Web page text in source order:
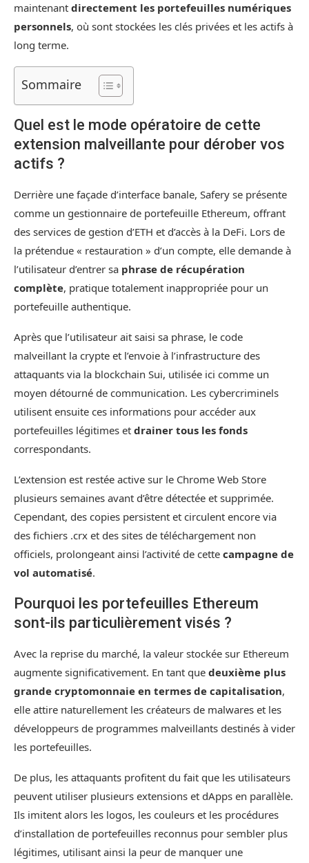
maintenant directement les portefeuilles numériques
personnels, où sont stockées les clés privées et les actifs à
long terme.
Sommaire
Quel est le mode opératoire de cette
extension malveillante pour dérober vos
actifs ?
Derrière une façade d’interface banale, Safery se présente
comme un gestionnaire de portefeuille Ethereum, offrant
des services de gestion d’ETH et d’accès à la DeFi. Lors de
la prétendue « restauration » d’un compte, elle demande à
l’utilisateur d’entrer sa phrase de récupération
complète, pratique totalement inappropriée pour un
portefeuille authentique.
Après que l’utilisateur ait saisi sa phrase, le code
malveillant la crypte et l’envoie à l’infrastructure des
attaquants via la blockchain Sui, utilisée ici comme un
moyen détourné de communication. Les cybercriminels
utilisent ensuite ces informations pour accéder aux
portefeuilles légitimes et drainer tous les fonds
correspondants.
L’extension est restée active sur le Chrome Web Store
plusieurs semaines avant d’être détectée et supprimée.
Cependant, des copies persistent et circulent encore via
des fichiers .crx et des sites de téléchargement non
officiels, prolongeant ainsi l’activité de cette campagne de
vol automatisé.
Pourquoi les portefeuilles Ethereum
sont-ils particulièrement visés ?
Avec la reprise du marché, la valeur stockée sur Ethereum
augmente significativement. En tant que deuxième plus
grande cryptomonnaie en termes de capitalisation,
elle attire naturellement les créateurs de malwares et les
développeurs de programmes malveillants destinés à vider
les portefeuilles.
De plus, les attaquants profitent du fait que les utilisateurs
peuvent utiliser plusieurs extensions et dApps en parallèle.
Ils imitent alors les logos, les couleurs et les procédures
d’installation de portefeuilles reconnus pour sembler plus
légitimes, utilisant ainsi la peur de manquer une